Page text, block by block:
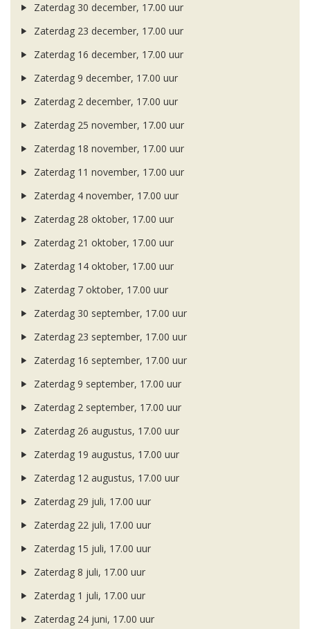
Zaterdag 30 december, 17.00 uur
Zaterdag 23 december, 17.00 uur
Zaterdag 16 december, 17.00 uur
Zaterdag 9 december, 17.00 uur
Zaterdag 2 december, 17.00 uur
Zaterdag 25 november, 17.00 uur
Zaterdag 18 november, 17.00 uur
Zaterdag 11 november, 17.00 uur
Zaterdag 4 november, 17.00 uur
Zaterdag 28 oktober, 17.00 uur
Zaterdag 21 oktober, 17.00 uur
Zaterdag 14 oktober, 17.00 uur
Zaterdag 7 oktober, 17.00 uur
Zaterdag 30 september, 17.00 uur
Zaterdag 23 september, 17.00 uur
Zaterdag 16 september, 17.00 uur
Zaterdag 9 september, 17.00 uur
Zaterdag 2 september, 17.00 uur
Zaterdag 26 augustus, 17.00 uur
Zaterdag 19 augustus, 17.00 uur
Zaterdag 12 augustus, 17.00 uur
Zaterdag 29 juli, 17.00 uur
Zaterdag 22 juli, 17.00 uur
Zaterdag 15 juli, 17.00 uur
Zaterdag 8 juli, 17.00 uur
Zaterdag 1 juli, 17.00 uur
Zaterdag 24 juni, 17.00 uur